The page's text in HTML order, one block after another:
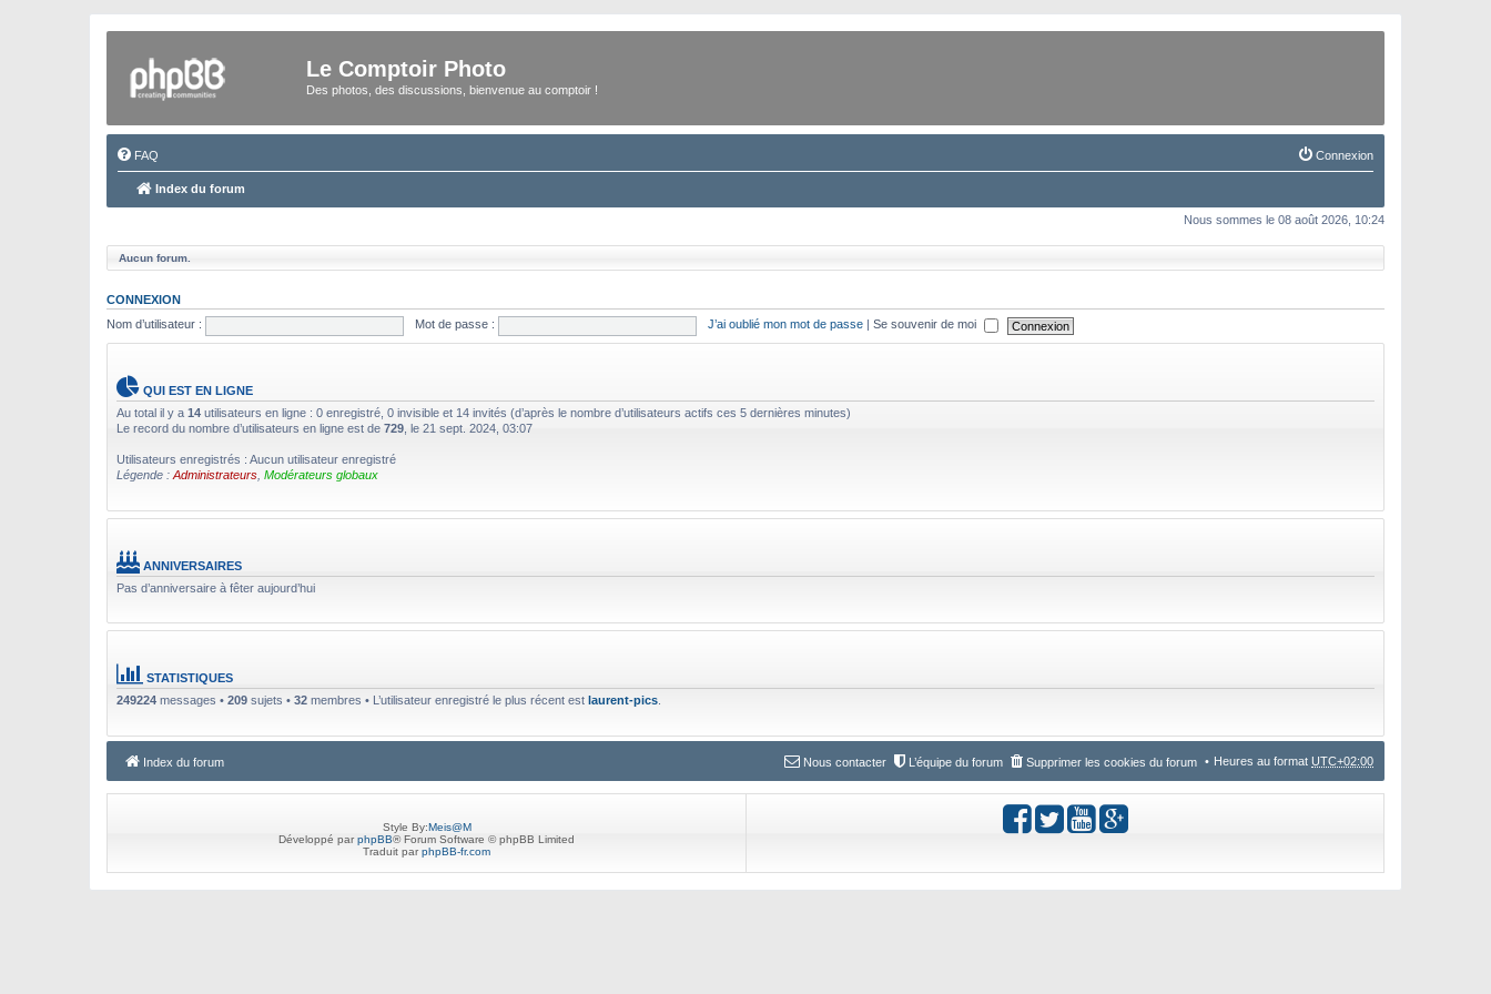
Le Comptoir Photo
Des photos, des discussions, bienvenue au comptoir !
FAQ Connexion
Index du forum
Nous sommes le 08 août 2026, 10:24
Aucun forum.
CONNEXION
Nom d’utilisateur :
Mot de passe : J’ai oublié mon mot de passe Se souvenir de moi
QUI EST EN LIGNE
Au total il y a 14 utilisateurs en ligne : 0 enregistré, 0 invisible et 14 invités (d’après le nombre d’utilisateurs actifs ces 5 dernières minutes)
Le record du nombre d’utilisateurs en ligne est de 729 , le 21 sept. 2024, 03:07
Utilisateurs enregistrés : Aucun utilisateur enregistré
Légende : Administrateurs Modérateurs globaux
ANNIVERSAIRES
Pas d’anniversaire à fêter aujourd’hui
STATISTIQUES
249224 messages • 209 sujets • 32 membres • L’utilisateur enregistré le plus récent est laurent-pics
Index du forum Heures au format UTC+02:00
Supprimer les cookies du forum
L’équipe du forum
Nous contacter
Style By:Meis@M
Développé parphpBB® Forum Software © phpBB Limited
Traduit parphpBB-fr.com